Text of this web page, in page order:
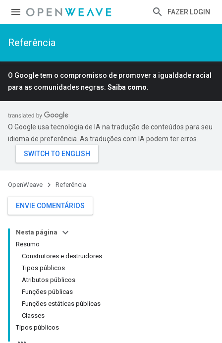
FAZER LOGIN
Referência
O Google tem o compromisso de promover a igualdade racial
para as comunidades negras. Saiba como.
O Google usa tecnologia de IA na tradução de conteúdos para seu
idioma de preferência. As traduções com IA podem ter erros.
OpenWeave Referência
ENVIE COMENTÁRIOS
Nesta página
Resumo
Construtores e destruidores
Tipos públicos
Atributos públicos
Funções públicas
Funções estáticas públicas
Classes
Tipos públicos